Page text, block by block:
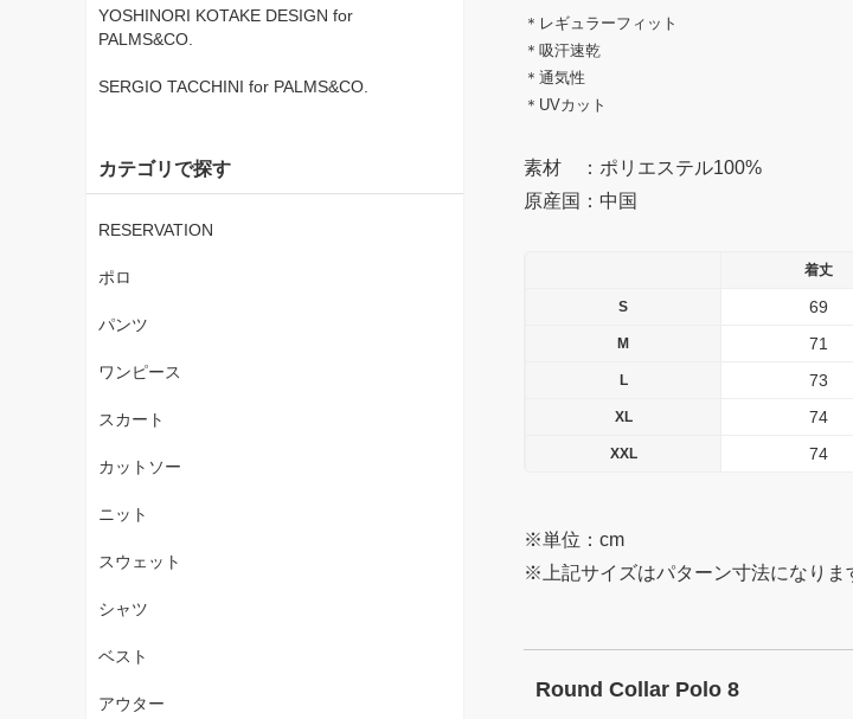
＊レギュラーフィット
＊吸汗速乾
＊通気性
＊UVカット
素材 ：ポリエステル100%
原産国：中国
着丈
S 69
M 71
L 73
XL 74
XXL 74
※単位：cm
※上記サイズはパターン寸法になりま
Round Collar Polo 8
YOSHINORI KOTAKE DESIGN for
PALMS&CO.
SERGIO TACCHINI for PALMS&CO.
カテゴリで探す
RESERVATION
ポロ
パンツ
ワンピース
スカート
カットソー
ニット
スウェット
シャツ
ベスト
アウター